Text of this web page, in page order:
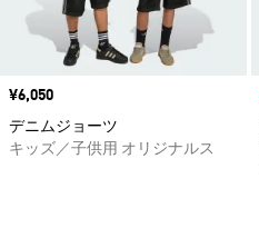
価格
¥6,050
デニムジョーツ
キッズ／子供用 オリジナルス